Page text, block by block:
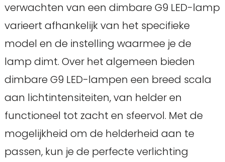
verwachten van een dimbare G9 LED-lamp
varieert afhankelijk van het specifieke
model en de instelling waarmee je de
lamp dimt. Over het algemeen bieden
dimbare G9 LED-lampen een breed scala
aan lichtintensiteiten, van helder en
functioneel tot zacht en sfeervol. Met de
mogelijkheid om de helderheid aan te
passen, kun je de perfecte verlichting